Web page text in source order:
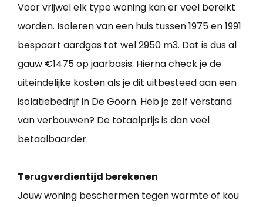
Voor vrijwel elk type woning kan er veel bereikt
worden. Isoleren van een huis tussen 1975 en 1991
bespaart aardgas tot wel 2950 m3. Dat is dus al
gauw €1475 op jaarbasis. Hierna check je de
uiteindelijke kosten als je dit uitbesteed aan een
isolatiebedrijf in De Goorn. Heb je zelf verstand
van verbouwen? De totaalprijs is dan veel
betaalbaarder.
Terugverdientijd berekenen
Jouw woning beschermen tegen warmte of kou